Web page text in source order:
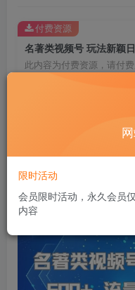
名著类视频号 玩法新颖
此内容为付费资源，请付
付费资源
名著类视频号 玩法新颖
限时活动
会员限时活动，永久会员
内容